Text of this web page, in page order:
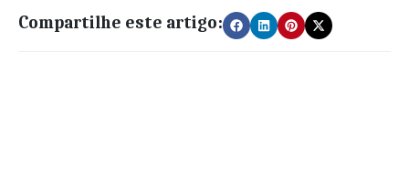
Compartilhe este artigo: